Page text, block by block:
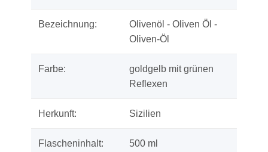
Bezeichnung:
Olivenöl - Oliven Öl -
Oliven-Öl
Farbe:
goldgelb mit grünen
Reflexen
Herkunft: Sizilien
Flascheninhalt: 500 ml